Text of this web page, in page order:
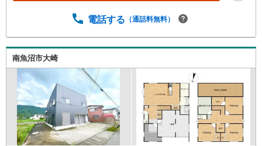
電話する （通話料無料）
南魚沼市大崎